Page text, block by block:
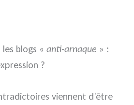
blogs « anti-arnaque » :
?
viennent d’être